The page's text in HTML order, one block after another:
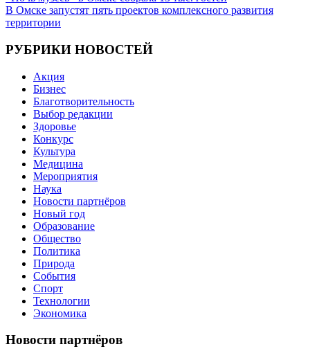
по
В Омске запустят пять проектов комплексного развития
территории
РУБРИКИ НОВОСТЕЙ
Акция
Бизнес
Благотворительность
Выбор редакции
Здоровье
Конкурс
Культура
Медицина
Мероприятия
Наука
Новости партнёров
Новый год
Образование
Общество
Политика
Природа
События
Спорт
Технологии
Экономика
Новости партнёров